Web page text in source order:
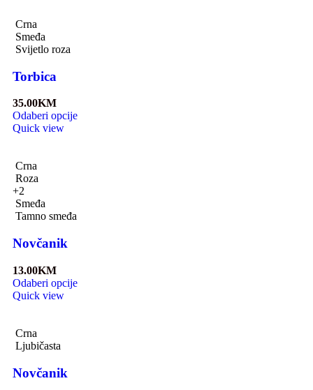
Crna
Smeđa
Svijetlo roza
Torbica
35.00KM
Odaberi opcije
Quick view
Crna
Roza
+2
Smeđa
Tamno smeđa
Novčanik
13.00KM
Odaberi opcije
Quick view
Crna
Ljubičasta
Novčanik